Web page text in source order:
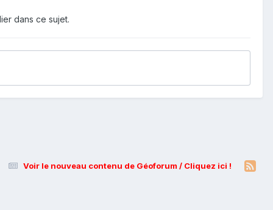
dans ce sujet.
Voir le nouveau contenu de Géoforum / Cliquez ici !